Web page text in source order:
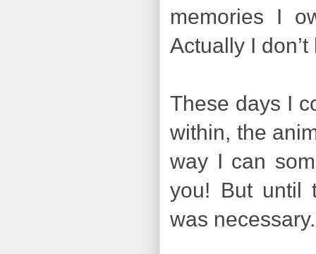
memories I
Actually I
These days I
within, the
way I can
you! But until
was